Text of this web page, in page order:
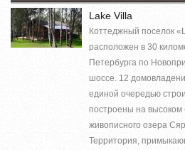
Lake Villa
Коттеджный поселок
расположен в 30
Петербурга по
шоссе. 12
единой очередью
построены на высоком
живописного озера
Территория,